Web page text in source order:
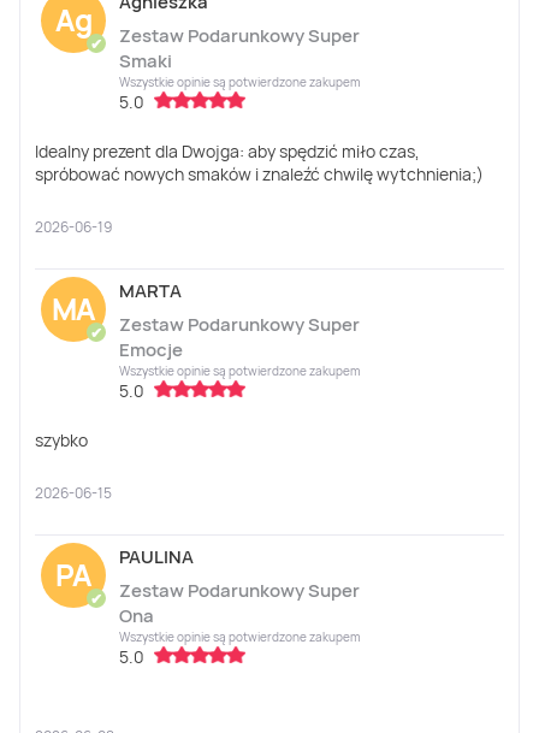
Ag
✔
Zestaw Podarunkowy Super
Smaki
Wszystkie opinie są potwierdzone zakupem
5.0
Idealny prezent dla Dwojga: aby spędzić miło czas,
spróbować nowych smaków i znaleźć chwilę wytchnienia;)
2026-06-19
MA
✔
MARTA
Zestaw Podarunkowy Super
Emocje
Wszystkie opinie są potwierdzone zakupem
5.0
szybko
2026-06-15
PA
✔
PAULINA
Zestaw Podarunkowy Super
Ona
Wszystkie opinie są potwierdzone zakupem
5.0